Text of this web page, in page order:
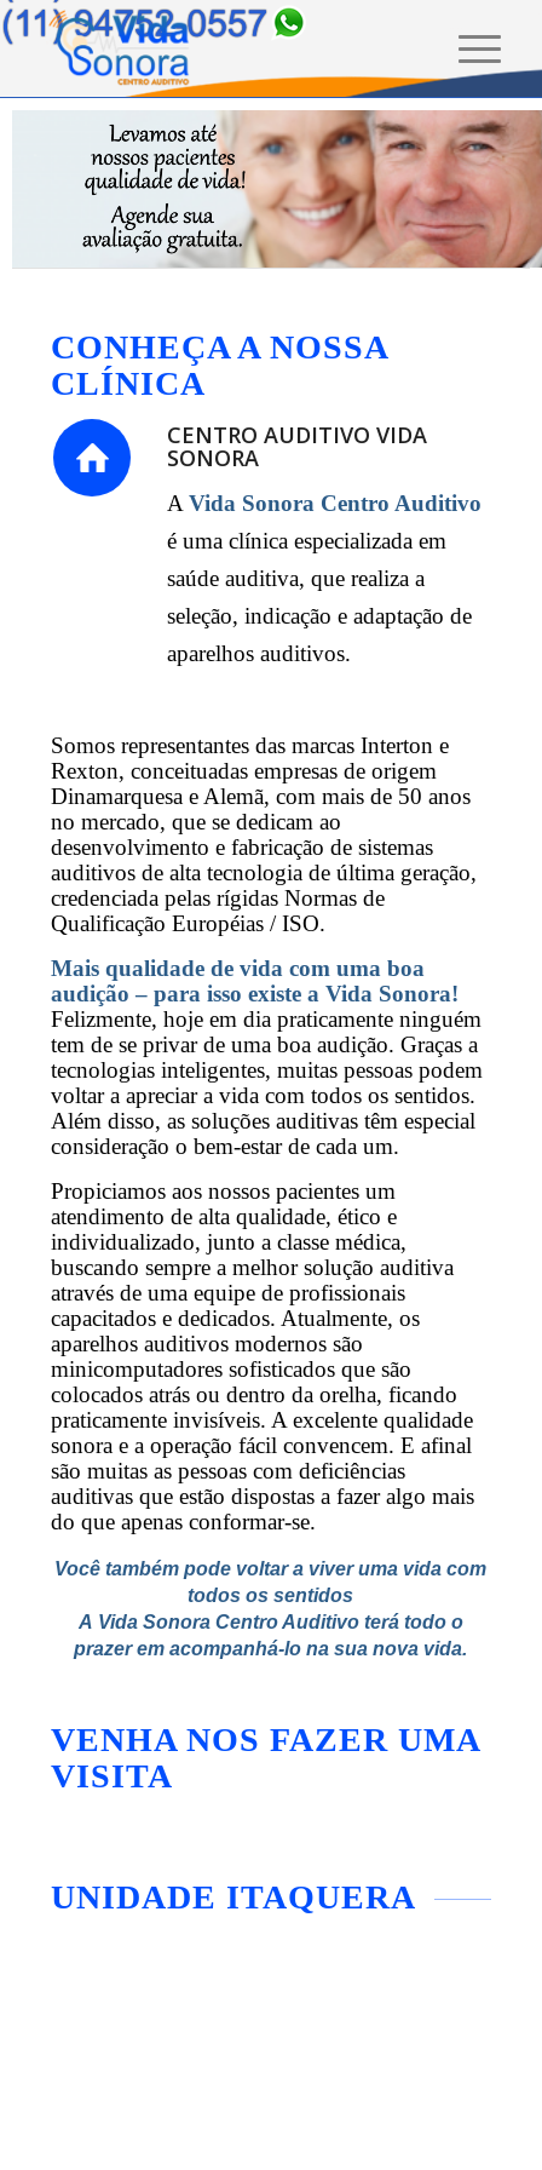
CONHEÇA A NOSSA
CLÍNICA
CENTRO AUDITIVO VIDA
SONORA
AVida Sonora Centro Auditivo
é uma clínica especializada em
saúde auditiva, que realiza a
seleção, indicação e adaptação de
aparelhos auditivos.
Somos representantes das marcas Interton e
Rexton, conceituadas empresas de origem
Dinamarquesa e Alemã, com mais de 50 anos
no mercado, que se dedicam ao
desenvolvimento e fabricação de sistemas
auditivos de alta tecnologia de última geração,
credenciada pelas rígidas Normas de
Qualificação Européias / ISO.
Mais qualidade de vida com uma boa
audição – para isso existe a Vida Sonora!
Felizmente, hoje em dia praticamente ninguém
tem de se privar de uma boa audição. Graças a
tecnologias inteligentes, muitas pessoas podem
voltar a apreciar a vida com todos os sentidos.
Além disso, as soluções auditivas têm especial
consideração o bem-estar de cada um.
Propiciamos aos nossos pacientes um
atendimento de alta qualidade, ético e
individualizado, junto a classe médica,
buscando sempre a melhor solução auditiva
através de uma equipe de profissionais
capacitados e dedicados. Atualmente, os
aparelhos auditivos modernos são
minicomputadores sofisticados que são
colocados atrás ou dentro da orelha, ficando
praticamente invisíveis. A excelente qualidade
sonora e a operação fácil convencem. E afinal
são muitas as pessoas com deficiências
auditivas que estão dispostas a fazer algo mais
do que apenas conformar-se.
Você também pode voltar a viver uma vida com
todos os sentidos
A Vida Sonora Centro Auditivo terá todo o
prazer em acompanhá-lo na sua nova vida.
VENHA NOS FAZER UMA
VISITA
UNIDADE ITAQUERA